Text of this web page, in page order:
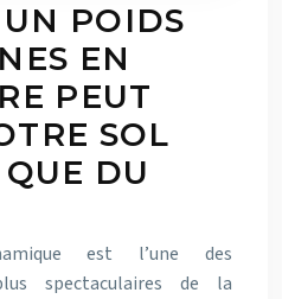
POIDS
EN
PEUT
SOL
DU
est l’une des
spectaculaires de la